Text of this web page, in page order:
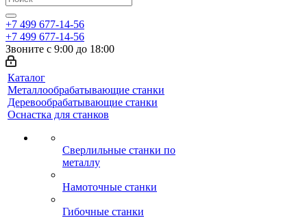
+7 499 677-14-56
+7 499 677-14-56
Звоните с 9:00 до 18:00
Каталог
Металлообрабатывающие станки
Деревообрабатывающие станки
Оснастка для станков
Сверлильные станки по
металлу
Намоточные станки
Гибочные станки